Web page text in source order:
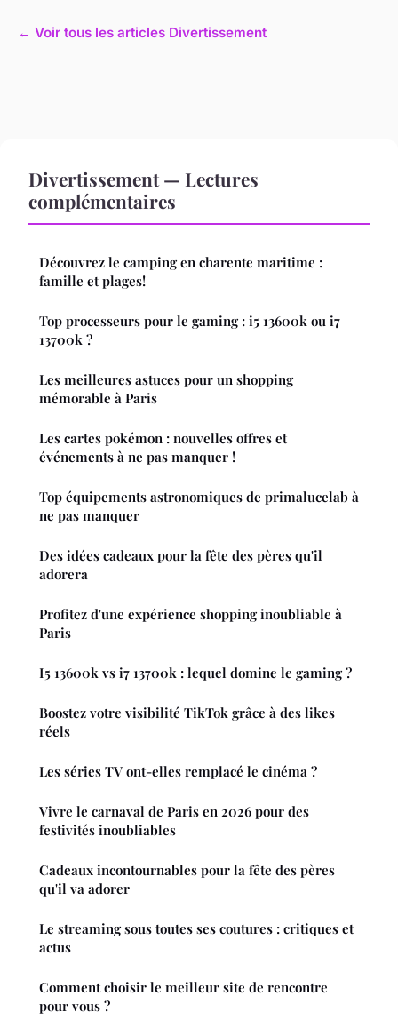
← Voir tous les articles Divertissement
Divertissement — Lectures
complémentaires
Découvrez le camping en charente maritime :
famille et plages!
Top processeurs pour le gaming : i5 13600k ou i7
13700k ?
Les meilleures astuces pour un shopping
mémorable à Paris
Les cartes pokémon : nouvelles offres et
événements à ne pas manquer !
Top équipements astronomiques de primalucelab à
ne pas manquer
Des idées cadeaux pour la fête des pères qu'il
adorera
Profitez d'une expérience shopping inoubliable à
Paris
I5 13600k vs i7 13700k : lequel domine le gaming ?
Boostez votre visibilité TikTok grâce à des likes
réels
Les séries TV ont-elles remplacé le cinéma ?
Vivre le carnaval de Paris en 2026 pour des
festivités inoubliables
Cadeaux incontournables pour la fête des pères
qu'il va adorer
Le streaming sous toutes ses coutures : critiques et
actus
Comment choisir le meilleur site de rencontre
pour vous ?